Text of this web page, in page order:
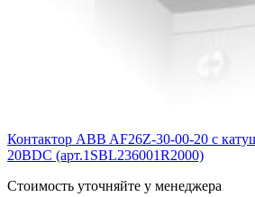
Контактор ABB AF26Z-30-00-20 с
20BDC (арт.1SBL236001R2000)
Cтоимость уточняйте у менеджера